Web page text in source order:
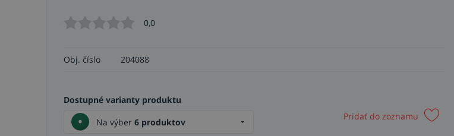
0,0
Obj. číslo 204088
Dostupné varianty produktu
Na výber 6 produktov
Pridať do zoznamu